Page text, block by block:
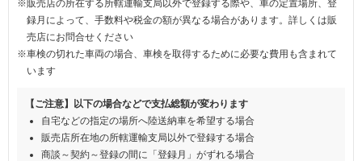
※販売店の所在する所轄運輸支局以外で登録する際や、車の定置場所、登
録月によって、手数料や税金の額が異なる場合があります。詳しくは販
売店にお問合せください
※車検の切れた車両の場合、車検を取得するために必要な費用も含まれて
います
【ご注意】以下の場合などで支払総額が変わります
自宅などの指定の場所へ陸送納車を希望する場合
販売店所在地の所轄運輸支局以外で登録する場合
商談～契約～登録の間に「登録月」がずれる場合